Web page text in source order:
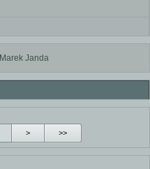
Marek Janda
> >>